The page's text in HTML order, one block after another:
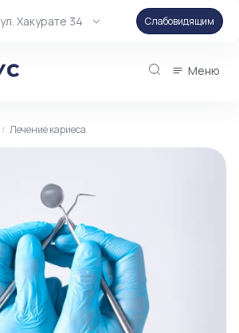
ул. Хакурате 34 Слабовидящим
Меню
Лечение кариеса